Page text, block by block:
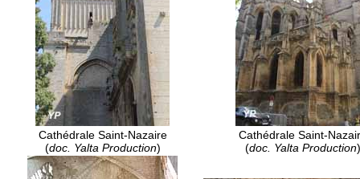
Cathédrale Saint-Nazaire
(doc. Yalta Production)
Cathédrale Saint-
(doc. Yalta Production)